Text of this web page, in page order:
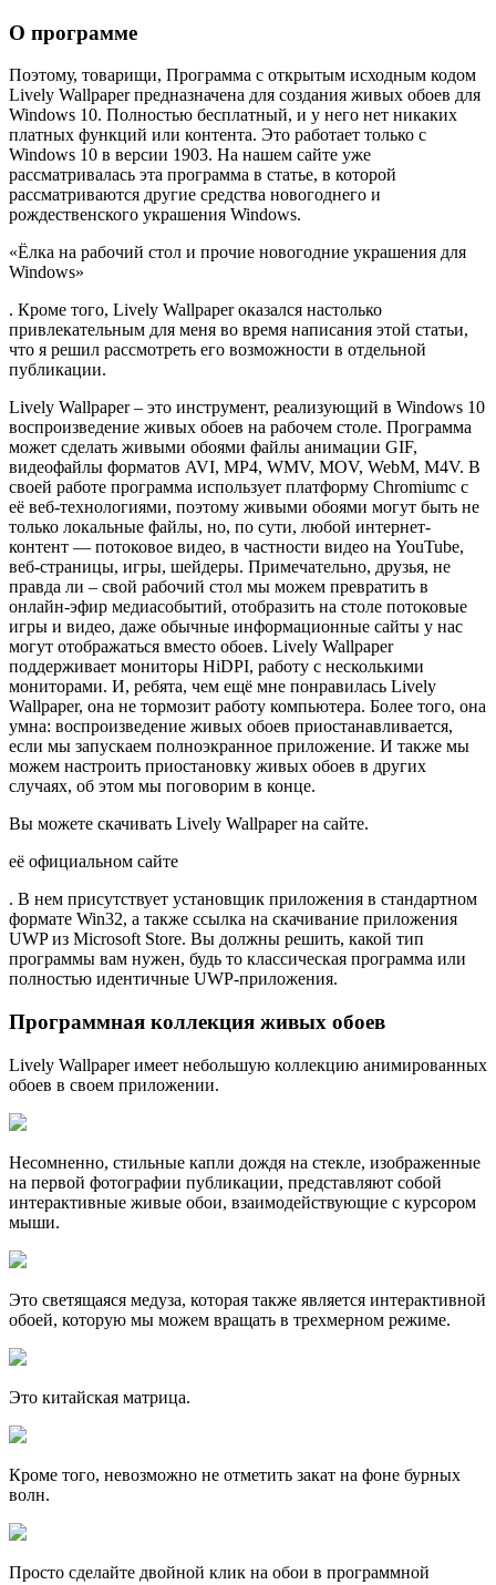
О программе
Поэтому, товарищи, Программа с открытым исходным кодом
Lively Wallpaper предназначена для создания живых обоев для
Windows 10. Полностью бесплатный, и у него нет никаких
платных функций или контента. Это работает только с
Windows 10 в версии 1903. На нашем сайте уже
рассматривалась эта программа в статье, в которой
рассматриваются другие средства новогоднего и
рождественского украшения Windows.
«Ёлка на рабочий стол и прочие новогодние украшения для
Windows»
. Кроме того, Lively Wallpaper оказался настолько
привлекательным для меня во время написания этой статьи,
что я решил рассмотреть его возможности в отдельной
публикации.
Lively Wallpaper – это инструмент, реализующий в Windows 10
воспроизведение живых обоев на рабочем столе. Программа
может сделать живыми обоями файлы анимации GIF,
видеофайлы форматов AVI, MP4, WMV, MOV, WebM, M4V. В
своей работе программа использует платформу Chromiumс с
её веб-технологиями, поэтому живыми обоями могут быть не
только локальные файлы, но, по сути, любой интернет-
контент — потоковое видео, в частности видео на YouTube,
веб-страницы, игры, шейдеры. Примечательно, друзья, не
правда ли – свой рабочий стол мы можем превратить в
онлайн-эфир медиасобытий, отобразить на столе потоковые
игры и видео, даже обычные информационные сайты у нас
могут отображаться вместо обоев. Lively Wallpaper
поддерживает мониторы HiDPI, работу с несколькими
мониторами. И, ребята, чем ещё мне понравилась Lively
Wallpaper, она не тормозит работу компьютера. Более того, она
умна: воспроизведение живых обоев приостанавливается,
если мы запускаем полноэкранное приложение. И также мы
можем настроить приостановку живых обоев в других
случаях, об этом мы поговорим в конце.
Вы можете скачивать Lively Wallpaper на сайте.
её официальном сайте
. В нем присутствует установщик приложения в стандартном
формате Win32, а также ссылка на скачивание приложения
UWP из Microsoft Store. Вы должны решить, какой тип
программы вам нужен, будь то классическая программа или
полностью идентичные UWP-приложения.
Программная коллекция живых обоев
Lively Wallpaper имеет небольшую коллекцию анимированных
обоев в своем приложении.
Несомненно, стильные капли дождя на стекле, изображенные
на первой фотографии публикации, представляют собой
интерактивные живые обои, взаимодействующие с курсором
мыши.
Это светящаяся медуза, которая также является интерактивной
обоей, которую мы можем вращать в трехмерном режиме.
Это китайская матрица.
Кроме того, невозможно не отметить закат на фоне бурных
волн.
Просто сделайте двойной клик на обои в программной